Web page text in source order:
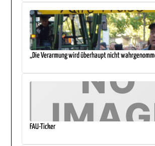
„Die Verarmung wird überhaupt nicht
FAU-Ticker